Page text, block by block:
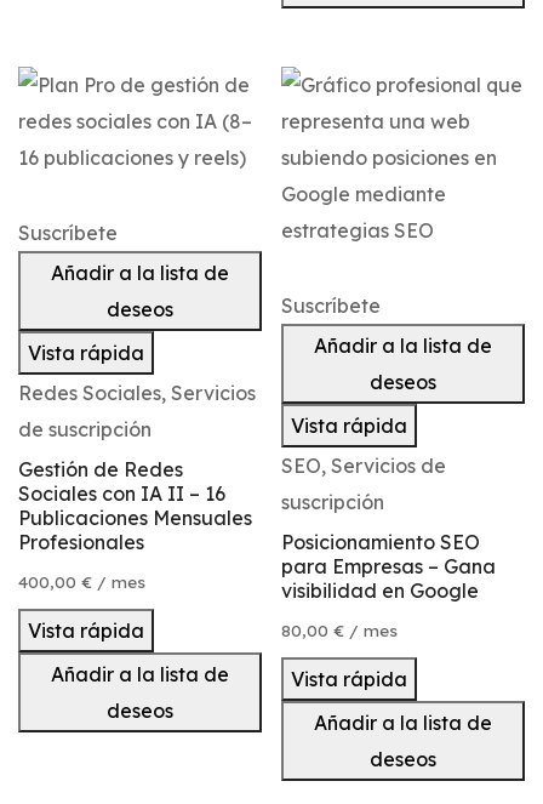
Suscríbete
Añadir a la lista de
deseos
Vista rápida
Redes Sociales, Servicios
de suscripción
Gestión de Redes
Sociales con IA II – 16
Publicaciones Mensuales
Profesionales
400,00 € / mes
Vista rápida
Añadir a la lista de
deseos
Suscríbete
Añadir a la lista de
deseos
Vista rápida
SEO,Servicios de
suscripción
Posicionamiento SEO
para Empresas – Gana
visibilidad en Google
80,00€ / mes
Vista rápida
Añadir a la lista de
deseos